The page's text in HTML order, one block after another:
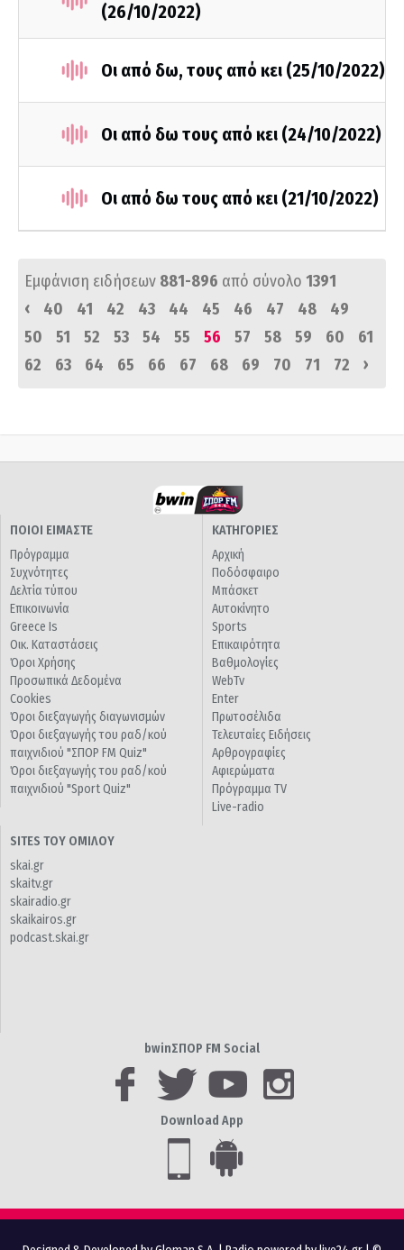
(26/10/2022)
Οι από δω, τους από κει (25/10/2022)
Οι από δω τους από κει (24/10/2022)
Οι από δω τους από κει (21/10/2022)
Εμφάνιση ειδήσεων 881-896 από σύνολο 1391
‹
40 41 42 43 44 45 46 47 48
49
50
51 52 53 54 55 56 57 58 59 60
61
62
63 64 65 66 67 68 69 70 71 72 ›
ΠΟΙΟΙ ΕΙΜΑΣΤΕ
Πρόγραμμα
Συχνότητες
Δελτία τύπου
Επικοινωνία
Greece Is
Οικ. Καταστάσεις
Όροι Χρήσης
Προσωπικά Δεδομένα
Cookies
Όροι διεξαγωγής διαγωνισμών
Όροι διεξαγωγής του ραδ/κού
παιχνιδιού "ΣΠΟΡ FM Quiz"
Όροι διεξαγωγής του ραδ/κού
παιχνιδιού "Sport Quiz"
ΚΑΤΗΓΟΡΙΕΣ
Αρχική
Ποδόσφαιρο
Μπάσκετ
Αυτοκίνητο
Sports
Επικαιρότητα
Βαθμολογίες
WebTv
Enter
Πρωτοσέλιδα
Τελευταίες Ειδήσεις
Αρθρογραφίες
Αφιερώματα
Πρόγραμμα TV
Live-radio
SITES ΤΟΥ ΟΜΙΛΟΥ
skai.gr
skaitv.gr
skairadio.gr
skaikairos.gr
podcast.skai.gr
bwinΣΠΟΡ FM Social
Download App